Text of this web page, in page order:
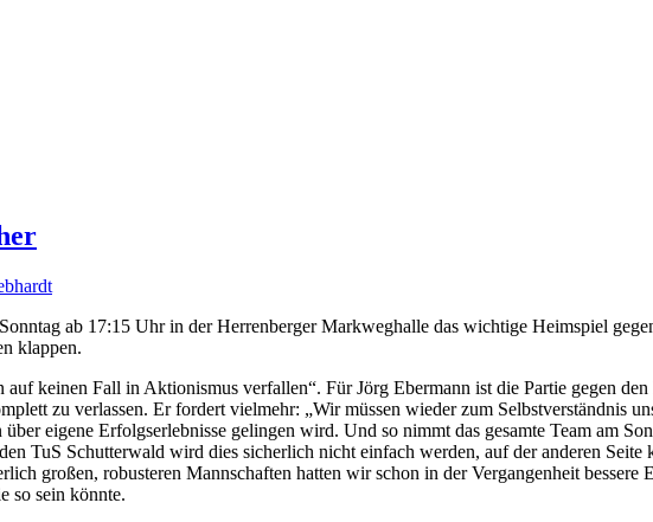
ab 17:15 Uhr in der Herrenberger Markweghalle das wichtige Heimspiel
klappen.
keinen Fall in Aktionismus verfallen“. Für Jörg Ebermann ist die Partie gegen
zu verlassen. Er fordert vielmehr: „Wir müssen wieder zum Selbstverständnis
eigene Erfolgserlebnisse gelingen wird. Und so nimmt das gesamte Team am
TuS Schutterwald wird dies sicherlich nicht einfach werden, auf der anderen
großen, robusteren Mannschaften hatten wir schon in der Vergangenheit
so sein könnte.